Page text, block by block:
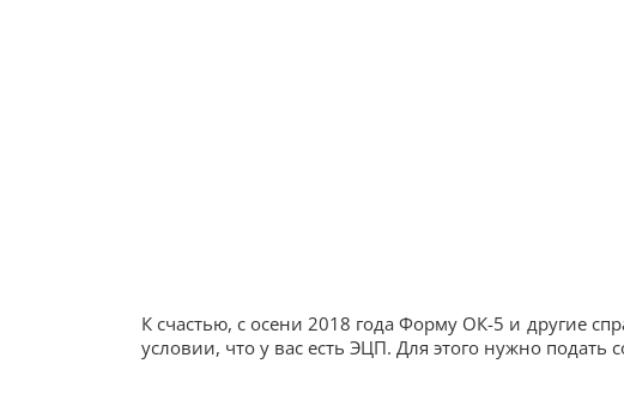
К счастью, с осени 2018 года Форму ОК-5 и другие
условии, что у вас есть ЭЦП. Для этого нужно подать